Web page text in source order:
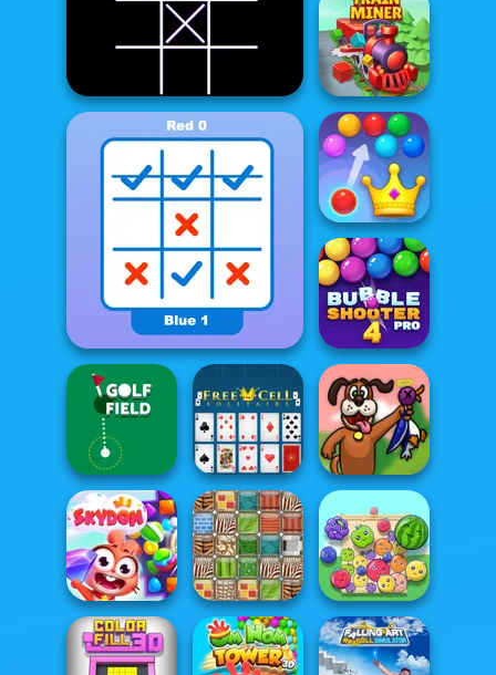
Super Neon TicTacToe
Tick Cross 2 Players
My Garden
Journey
Train Miner
Royal Bubble
Blast
Bubble Shooter
Pro 4
Golf Field Free Cell Solitaire Duck Hunter